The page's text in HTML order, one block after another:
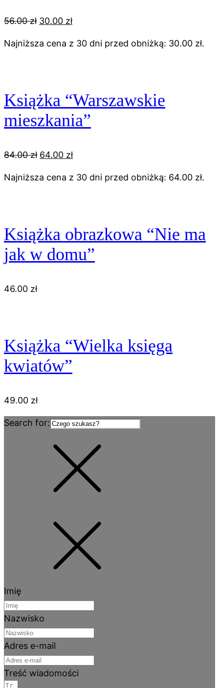
56.00zł Pierwotna
wynosiła:
30.00 złAktualna
wynosi:
Najniższa cena z 30 dni przed obniżką: 30.00 zł.
Książka “Warszawskie
mieszkania”
84.00zł Pierwotna
wynosiła:
64.00 złAktualna
wynosi:
Najniższa cena z 30 dni przed obniżką: 64.00 zł.
Książka obrazkowa “Nie ma
jak w domu”
46.00 zł
Książka “Wielka księga
kwiatów”
49.00 zł
Search for:
Imię
Nazwisko
Adres e-mail
Treść wiadomości